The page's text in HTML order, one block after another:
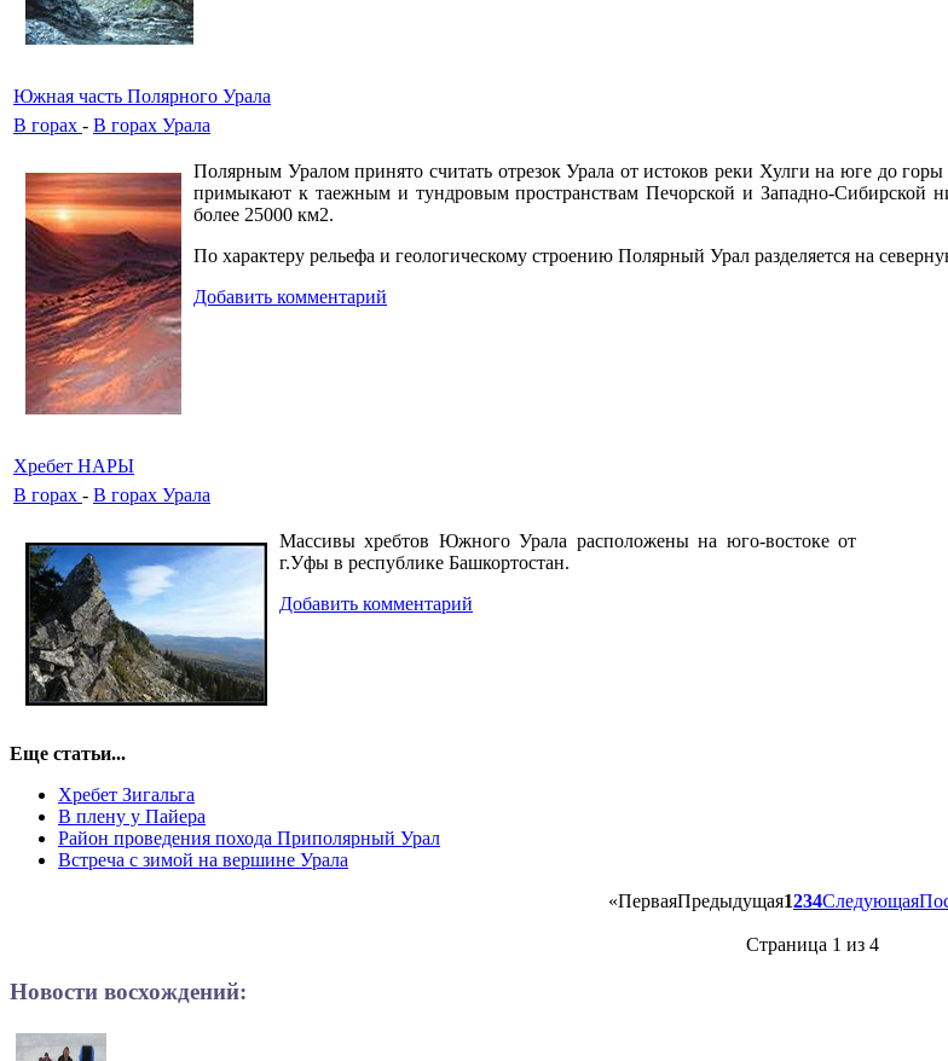
Южная часть Полярного Урала
В горах - В горах Урала
Полярным Уралом принято считать отрезок Урала от истоков реки Хулги на юге до
примыкают к таежным и тундровым пространствам Печорской и Западно-Сибирской
более 25000 км2.
По характеру рельефа и геологическому строению Полярный Урал разделяется на
Добавить комментарий
Хребет НАРЫ
В горах - В горах Урала
Массивы хребтов Южного Урала расположены на юго-востоке от
г.Уфы в республике Башкортостан.
Добавить комментарий
Еще статьи...
Хребет Зигальга
В плену у Пайера
Район проведения похода Приполярный Урал
Встреча с зимой на вершине Урала
«ПерваяПредыдущая1234Следующая
Страница 1 из 4
Новости восхождений: